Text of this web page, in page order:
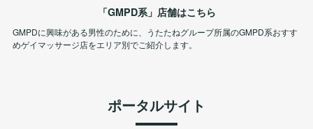
「GMPD系」店舗はこちら
GMPDに興味がある男性のために、うたたねグループ所属のGMPD系おすす
めゲイマッサージ店をエリア別でご紹介します。
ポータルサイト